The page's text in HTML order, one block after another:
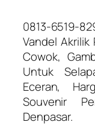
0813-6519-
Vandel
Cowok,
Untuk
Eceran,
Souvenir
Denpasar.